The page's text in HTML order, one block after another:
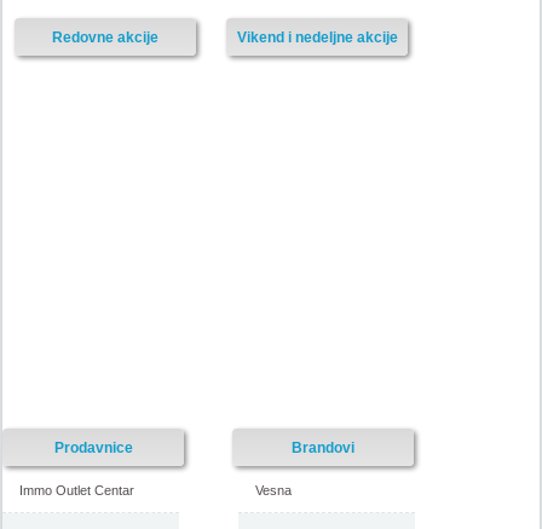
Vikend i nedeljne akcije
Redovne akcije
Prodavnice
Immo Outlet Centar
Brandovi
Vesna